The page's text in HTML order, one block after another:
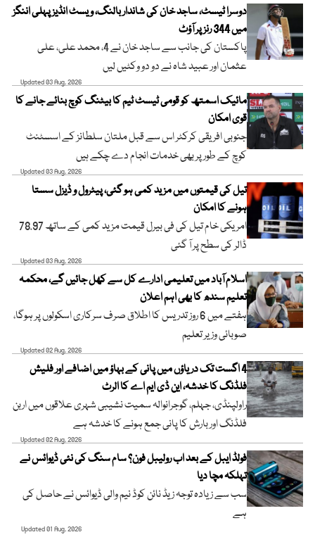
دوسرا ٹیسٹ، ساجد خان کی شاندار بالنگ، ویسٹ انڈیز پہلی اننگز
میں 344 رنز پر آؤٹ
پاکستان کی جانب سے ساجد خان نے 4، محمد علی، علی
عثمان اور عبید شاہ نے دو دو وکٹیں لیں
Updated 03 Aug, 2026
مائیک اسمتھ کو قومی ٹیسٹ ٹیم کا بیٹنگ کوچ بنائے جانے کا
قوی امکان
جنوبی افریقی کرکٹر اس سے قبل ملتان سلطانز کے اسسٹنٹ
کوچ کے طور پر بھی خدمات انجام دے چکے ہیں
Updated 03 Aug, 2026
تیل کی قیمتوں میں مزید کمی ہو گئی، پیٹرول و ڈیزل سستا
ہونے کا امکان
امریکی خام تیل کی فی بیرل قیمت مزید کمی کے ساتھ 78.97
ڈالر کی سطح پر آ گئی
Updated 03 Aug, 2026
اسلام آباد میں تعلیمی ادارے کل سے کھل جائیں گے، محکمہ
تعلیم سندھ کا بھی اہم اعلان
ہفتے میں 6 روز تدریس کا اطلاق صرف سرکاری اسکولوں پر ہوگا،
صوبائی وزیر تعلیم
Updated 02 Aug, 2026
4 اگست تک دریاؤں میں پانی کے بہاؤ میں اضافے اور فلیش
فلڈنگ کا خدشہ، این ڈی ایم اے کا الرٹ
راولپنڈی، جہلم، گوجرانوالہ سمیت نشیبی شہری علاقوں میں اربن
فلڈنگ اور بارش کا پانی جمع ہونے کا خدشہ ہے
Updated 02 Aug, 2026
فولڈ ایبل کے بعد اب رولیبل فون؟ سام سنگ کی نئی ڈیوائس نے
تہلکہ مچا دیا
سب سے زیادہ توجہ زیڈ نائن کوڈ نیم والی ڈیوائس نے حاصل کی
ہے
Updated 01 Aug, 2026